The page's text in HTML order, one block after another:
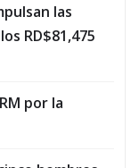
las
RD$81,475
por la